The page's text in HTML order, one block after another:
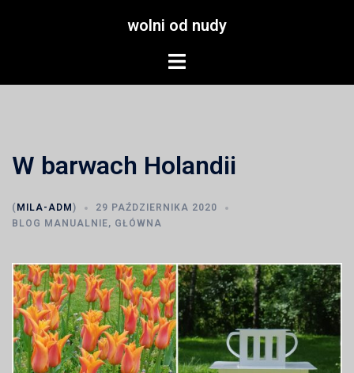
wolni od nudy
Menu
W barwach Holandii
( MILA-ADM )
29 PAŹDZIERNIKA 2020
BLOG MANUALNIE, GŁÓWNA